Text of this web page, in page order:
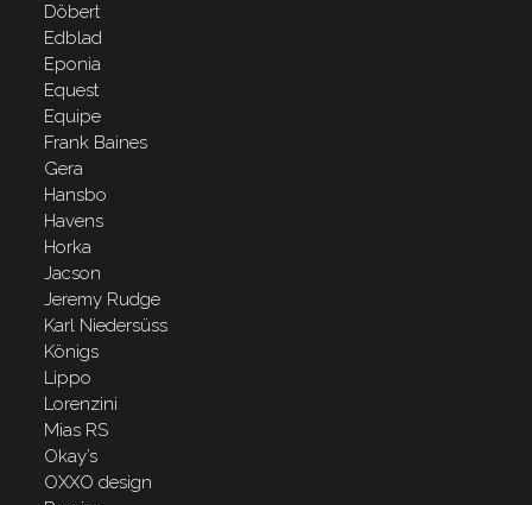
Döbert
Edblad
Eponia
Equest
Equipe
Frank Baines
Gera
Hansbo
Havens
Horka
Jacson
Jeremy Rudge
Karl Niedersüss
Königs
Lippo
Lorenzini
Mias RS
Okay’s
OXXO design